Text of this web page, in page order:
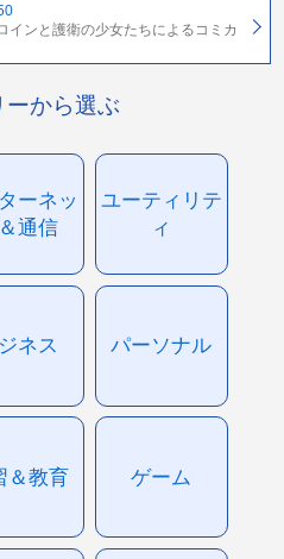
インと護衛の少女たちによるコミカ
ーから選ぶ
ーネッ
通信
ユーティリテ
ィ
ネス パーソナル
＆教育 ゲーム